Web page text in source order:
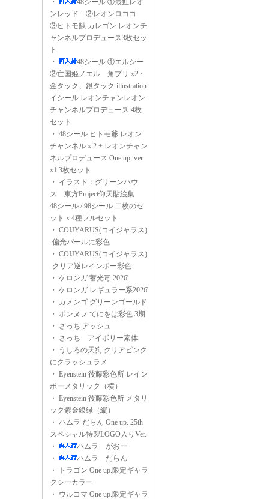
・
48シール ①最虹レオ
ンレッド ②レオンロココ
③ヒトモ獣 カレゴン レオンチ
ャンネルプロデュース3枚セッ
ト
・
48シール ①エルシー
②亡国姫ノエル 角プリ x2・
金タック、銀タック illustration:
イシール レオンチャンレオン
チャンネルプロデュース 4枚
セット
・ 48シール ヒトモ爺 レオン
チャンネル x 2 + レオンチャン
ネルプロデュース One up. ver.
x1 3枚セット
・ イラスト：グリーンハウ
ス 東方Project仰天貼絵集
48シール / 98シール 二枚のセ
ット x 4種フルセット
・ COIJYARUS(コイジャラス)
-偏光パールに彩色
・ COIJYARUS(コイジャラス)
-クリア逆レインボー彩色
・ ケロンガ 蓄光毒 2026'
・ ケロンガ レギュラー系2026'
・ カメンゴ グリーンゴールド
・ ポンヌフ てにをは彩色 3期
・ さっち アッシュ
・ さっち アイボリー素体
・
うしろの天狗 クリアピンク
にクラッシュラメ
・ Eyenstein 後藤彩色所 レイン
ボーメタリック（横）
・ Eyenstein 後藤彩色所 メタリ
ック紫金銀緑（縦）
・ ハムラ だらん One up. 25th
スペシャル特製LOGO入りVer.
・
ハムラ がおー
・
ハムラ だらん
・
トラゴン One up.限定ギャラ
クシーカラー
・ ウルコマ One up.限定ギャラ